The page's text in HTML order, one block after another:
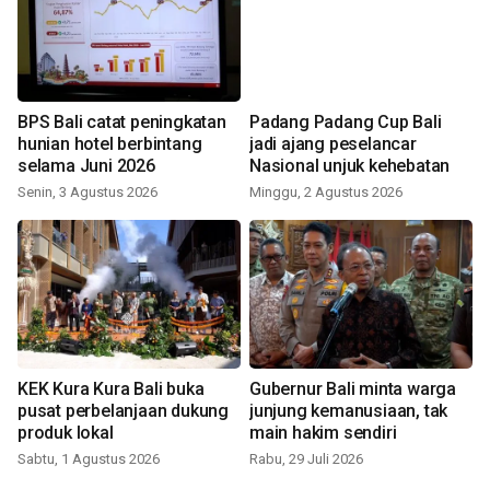
BPS Bali catat peningkatan
hunian hotel berbintang
selama Juni 2026
Senin, 3 Agustus 2026
Padang Padang Cup Bali
jadi ajang peselancar
Nasional unjuk kehebatan
Minggu, 2 Agustus 2026
KEK Kura Kura Bali buka
pusat perbelanjaan dukung
produk lokal
Sabtu, 1 Agustus 2026
Gubernur Bali minta warga
junjung kemanusiaan, tak
main hakim sendiri
Rabu, 29 Juli 2026